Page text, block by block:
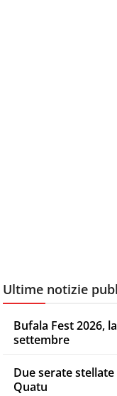
Ultime notizie
Bufala Fest 2026,
settembre
Due serate stellate
Quatu